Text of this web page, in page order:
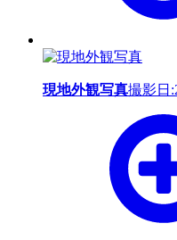
現地外観写真撮影日